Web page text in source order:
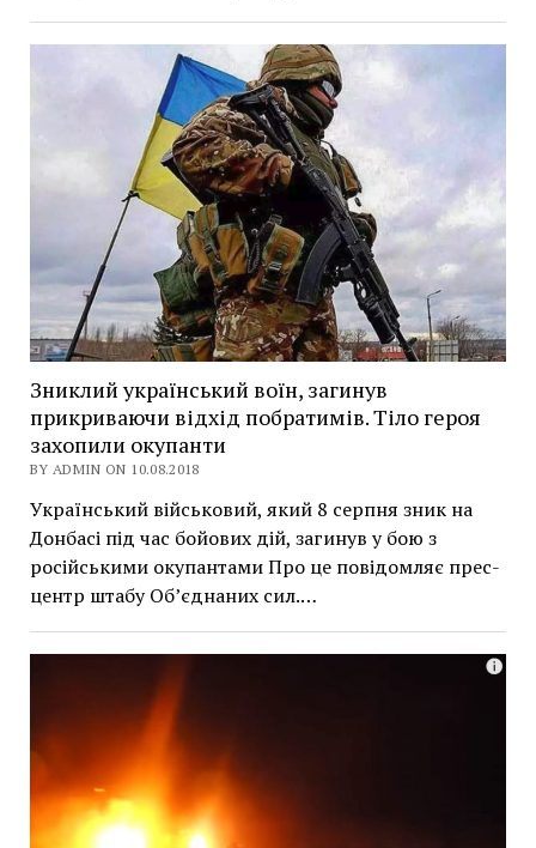
Зниклий український воїн, загинув
прикриваючи відхід побратимів. Тіло героя
захопили окупанти
BY ADMIN ON 10.08.2018
Український військовий, який 8 серпня зник на
Донбасі під час бойових дій, загинув у бою з
російськими окупантами Про це повідомляє прес-
центр штабу Об’єднаних сил.…